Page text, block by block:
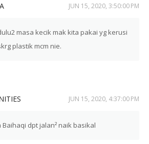
JUN 15, 2020, 3:50:00 PM
masa kecik mak kita pakai yg kerusi
plastik mcm nie.
JUN 15, 2020, 4:37:00 PM
dpt jalan² naik basikal